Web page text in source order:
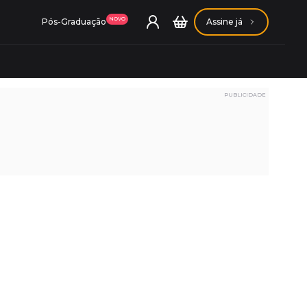
Pós-Graduação NOVO Assine já
PUBLICIDADE